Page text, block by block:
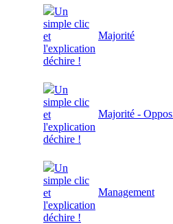
Un
simple clic
et
l'explication
déchire !
Majorité
Un
simple clic
et
l'explication
déchire !
Majorité -
Un
simple clic
et
l'explication
déchire !
Management